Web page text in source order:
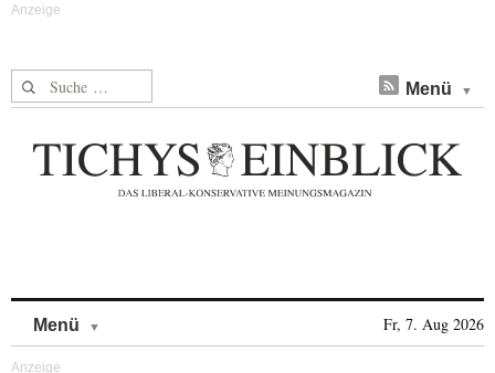
Suche nach: Menü
Menü Fr, 7. Aug 2026